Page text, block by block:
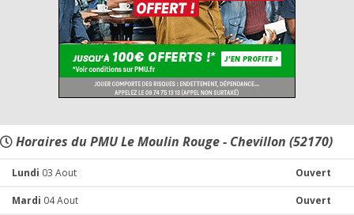
Horaires du PMU Le Moulin Rouge - Chevillon (52170)
Lundi 03 Aout Ouvert
Mardi 04 Aout Ouvert